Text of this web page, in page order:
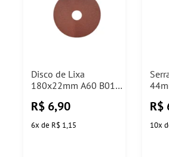
Disco de Lixa
180x22mm A60 B01
R$ 6,90
6x de R$ 1,15
R$
10x